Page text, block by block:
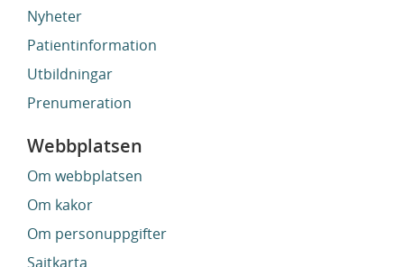
Nyheter
Patientinformation
Utbildningar
Prenumeration
Webbplatsen
Om webbplatsen
Om kakor
Om personuppgifter
Sajtkarta